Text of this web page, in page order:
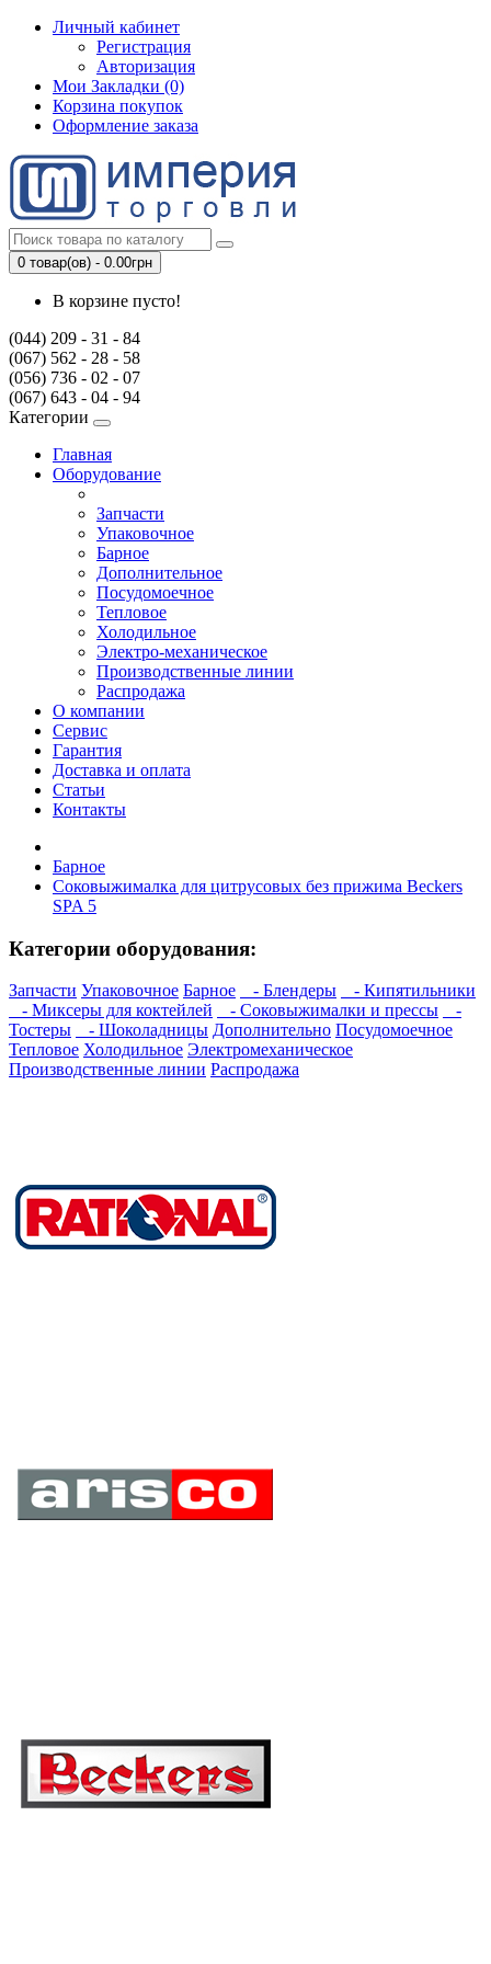
Личный кабинет
Регистрация
Авторизация
Мои Закладки (0)
Корзина покупок
Оформление заказа
0 товар(ов) - 0.00грн
В корзине пусто!
(044) 209 - 31 - 84
(067) 562 - 28 - 58
(056) 736 - 02 - 07
(067) 643 - 04 - 94
Категории
Главная
Оборудование
Запчасти
Упаковочное
Барное
Дополнительное
Посудомоечное
Тепловое
Холодильное
Электро-механическое
Производственные линии
Распродажа
О компании
Сервис
Гарантия
Доставка и оплата
Статьи
Контакты
Барное
Соковыжималка для цитрусовых без прижима Beckers
SPA 5
Категории оборудования:
Запчасти Упаковочное Барное - Блендеры
- Кипятильники
- Миксеры для коктейлей
- Соковыжималки и прессы
-
Тостеры
- Шоколадницы Дополнительно Посудомоечное
Тепловое Холодильное Электромеханическое
Производственные линии Распродажа